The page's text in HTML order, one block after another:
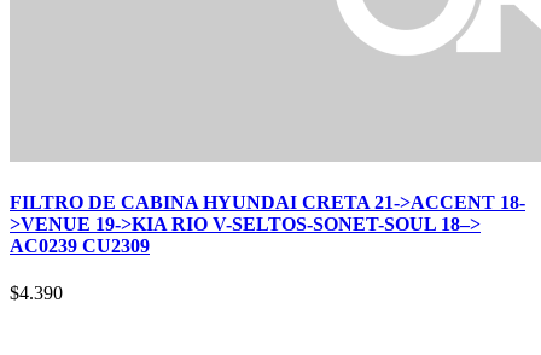
FILTRO DE CABINA HYUNDAI CRETA 21->ACCENT 18-
>VENUE 19->KIA RIO V-SELTOS-SONET-SOUL 18–>
AC0239 CU2309
$4.390